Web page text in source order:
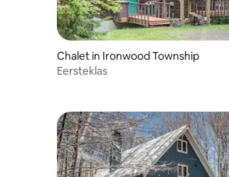
Chalet in Ironwood Township
Eersteklas